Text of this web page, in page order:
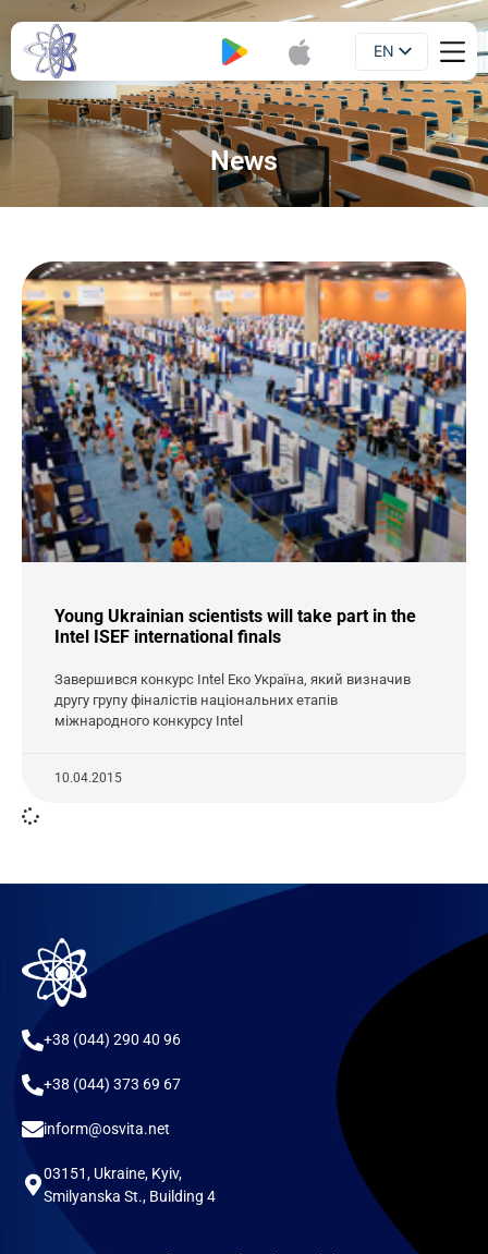
EN
UA
News
Young Ukrainian scientists will take part in the
Intel ISEF international finals
Завершився конкурс Intel Еко Україна, який визначив
другу групу фіналістів національних етапів
міжнародного конкурсу Intel
10.04.2015
+38 (044) 290 40 96
+38 (044) 373 69 67
inform@osvita.net
03151, Ukraine, Kyiv,
Smilyanska St., Building 4